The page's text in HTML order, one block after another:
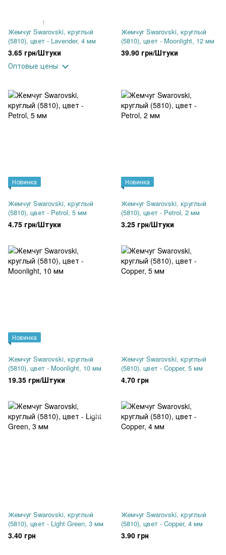
1
Жемчуг Swarovski, круглый
(5810), цвет - Lavender, 4 мм
3.65 грн/Штуки
Оптовые цены
Жемчуг Swarovski, круглый
(5810), цвет - Moonlight, 12 мм
39.90 грн/Штуки
Новинка
Жемчуг Swarovski, круглый
(5810), цвет - Petrol, 5 мм
4.75 грн/Штуки
Новинка
Жемчуг Swarovski, круглый
(5810), цвет - Petrol, 2 мм
3.25 грн/Штуки
Новинка
Жемчуг Swarovski, круглый
(5810), цвет - Moonlight, 10 мм
19.35 грн/Штуки
Жемчуг Swarovski, круглый
(5810), цвет - Copper, 5 мм
4.70 грн
Жемчуг Swarovski, круглый
(5810), цвет - Light Green, 3 мм
3.40 грн
Жемчуг Swarovski, круглый
(5810), цвет - Copper, 4 мм
3.90 грн